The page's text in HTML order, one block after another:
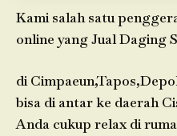
Kami salah satu
online yang Jual Daging
di
bisa di antar ke daerah
Anda cukup relax di